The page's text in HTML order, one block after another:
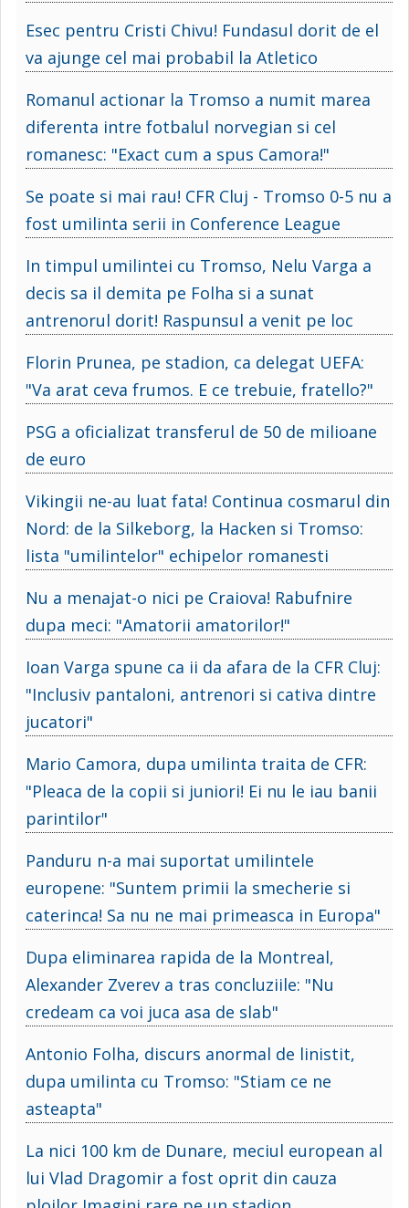
Esec pentru Cristi Chivu! Fundasul dorit de el
va ajunge cel mai probabil la Atletico
Romanul actionar la Tromso a numit marea
diferenta intre fotbalul norvegian si cel
romanesc: "Exact cum a spus Camora!"
Se poate si mai rau! CFR Cluj - Tromso 0-5 nu a
fost umilinta serii in Conference League
In timpul umilintei cu Tromso, Nelu Varga a
decis sa il demita pe Folha si a sunat
antrenorul dorit! Raspunsul a venit pe loc
Florin Prunea, pe stadion, ca delegat UEFA:
"Va arat ceva frumos. E ce trebuie, fratello?"
PSG a oficializat transferul de 50 de milioane
de euro
Vikingii ne-au luat fata! Continua cosmarul din
Nord: de la Silkeborg, la Hacken si Tromso:
lista "umilintelor" echipelor romanesti
Nu a menajat-o nici pe Craiova! Rabufnire
dupa meci: "Amatorii amatorilor!"
Ioan Varga spune ca ii da afara de la CFR Cluj:
"Inclusiv pantaloni, antrenori si cativa dintre
jucatori"
Mario Camora, dupa umilinta traita de CFR:
"Pleaca de la copii si juniori! Ei nu le iau banii
parintilor"
Panduru n-a mai suportat umilintele
europene: "Suntem primii la smecherie si
caterinca! Sa nu ne mai primeasca in Europa"
Dupa eliminarea rapida de la Montreal,
Alexander Zverev a tras concluziile: "Nu
credeam ca voi juca asa de slab"
Antonio Folha, discurs anormal de linistit,
dupa umilinta cu Tromso: "Stiam ce ne
asteapta"
La nici 100 km de Dunare, meciul european al
lui Vlad Dragomir a fost oprit din cauza